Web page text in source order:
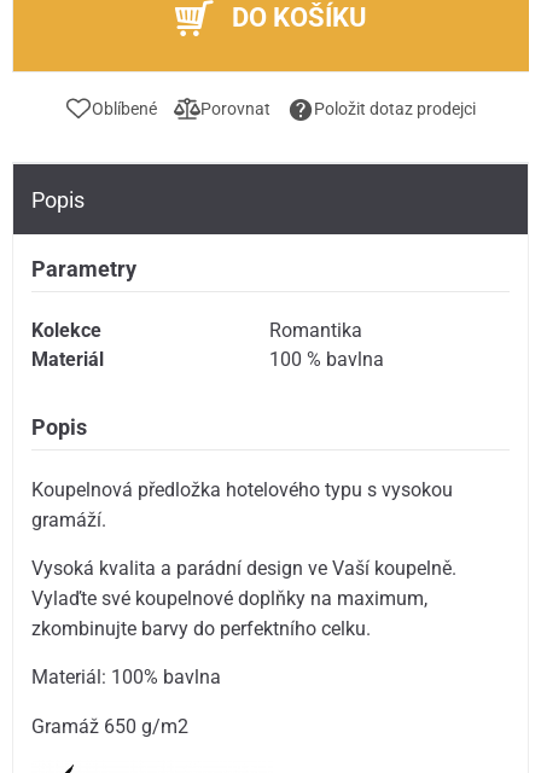
DO KOŠÍKU
Oblíbené Porovnat Položit dotaz prodejci
Popis
Parametry
Kolekce
Romantika
Materiál
100 % bavlna
Popis
Koupelnová předložka hotelového typu s vysokou
gramáží.
Vysoká kvalita a parádní design ve Vaší koupelně.
Vylaďte své koupelnové doplňky na maximum,
zkombinujte barvy do perfektního celku.
Materiál: 100% bavlna
Gramáž 650 g/m2